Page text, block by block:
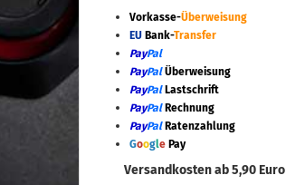
Vorkasse-Überweisung
EU Bank-Transfer
PayPal
PayPalÜberweisung
PayPal Lastschrift
PayPal Rechnung
PayPal Ratenzahlung
Google Pay
Versandkosten ab 5,90 Euro